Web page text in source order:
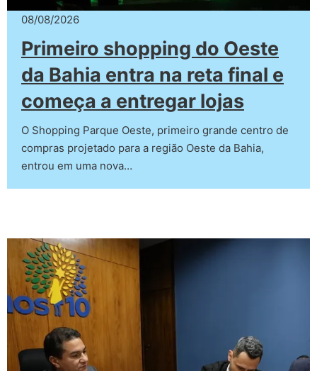
08/08/2026
Primeiro shopping do Oeste
da Bahia entra na reta final e
começa a entregar lojas
O Shopping Parque Oeste, primeiro grande centro de
compras projetado para a região Oeste da Bahia,
entrou em uma nova…